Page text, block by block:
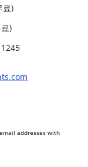
료)
)
addresses with